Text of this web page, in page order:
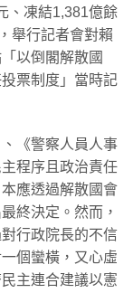
、凍結1,381億餘
舉行記者會對賴
以倒閣解散國
票制度」當時記
《警察人員人事
程序且政治責任
應透過解散國會
終決定。然而，
行政院長的不信
個蠻橫，又心虛
主連合建議以憲